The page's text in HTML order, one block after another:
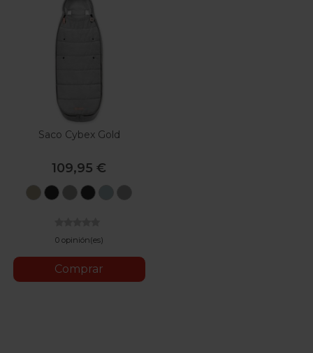
Saco Cybex Gold
109,95 €
BeigeMoonLava BlackStormy
0 opinión(es)
Comprar